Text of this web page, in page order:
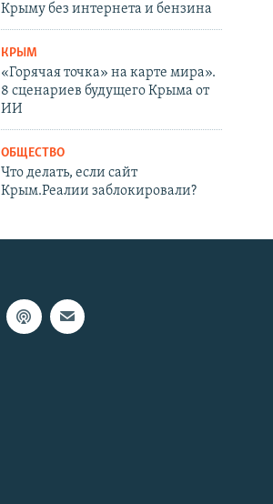
Крыму без интернета и бензина
КРЫМ
«Горячая точка» на карте мира».
8 сценариев будущего Крыма от
ИИ
ОБЩЕСТВО
Что делать, если сайт
Крым.Реалии заблокировали?